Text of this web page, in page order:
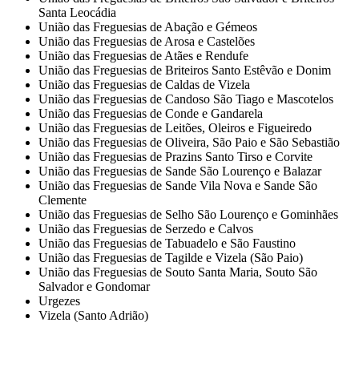
Santa Leocádia
União das Freguesias de Abação e Gémeos
União das Freguesias de Arosa e Castelões
União das Freguesias de Atães e Rendufe
União das Freguesias de Briteiros Santo Estêvão e Donim
União das Freguesias de Caldas de Vizela
União das Freguesias de Candoso São Tiago e Mascotelos
União das Freguesias de Conde e Gandarela
União das Freguesias de Leitões, Oleiros e Figueiredo
União das Freguesias de Oliveira, São Paio e São Sebastião
União das Freguesias de Prazins Santo Tirso e Corvite
União das Freguesias de Sande São Lourenço e Balazar
União das Freguesias de Sande Vila Nova e Sande São
Clemente
União das Freguesias de Selho São Lourenço e Gominhães
União das Freguesias de Serzedo e Calvos
União das Freguesias de Tabuadelo e São Faustino
União das Freguesias de Tagilde e Vizela (São Paio)
União das Freguesias de Souto Santa Maria, Souto São
Salvador e Gondomar
Urgezes
Vizela (Santo Adrião)